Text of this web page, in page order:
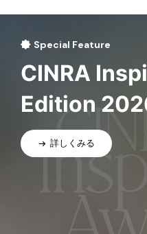
Special Feature
CINRA
Edition
詳しくみる